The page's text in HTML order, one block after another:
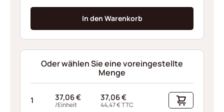
In den Warenkorb
Oder wählen Sie eine voreingestellte
Menge
1 37,06€
/Einheit
37,06€
44,47€TTC